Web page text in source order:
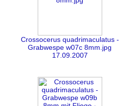
Crossocerus quadrimaculatus -
Grabwespe w07c 8mm.jpg
17.09.2007